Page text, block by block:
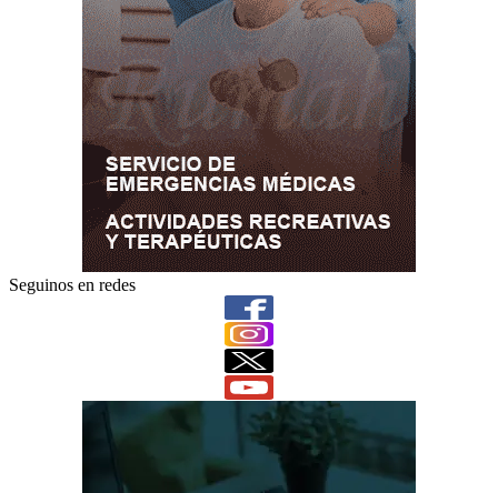
Seguinos en redes